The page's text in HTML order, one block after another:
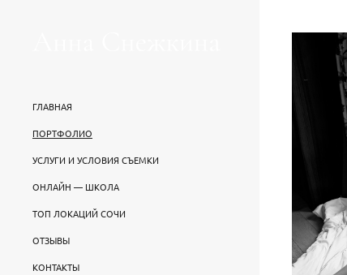
ГЛАВНАЯ
ПОРТФОЛИО
УСЛУГИ И УСЛОВИЯ СЪЕМКИ
ОНЛАЙН — ШКОЛА
ТОП ЛОКАЦИЙ СОЧИ
ОТЗЫВЫ
КОНТАКТЫ